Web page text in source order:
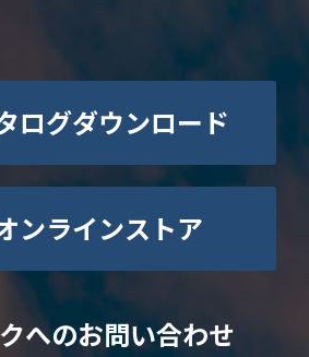
ログダウンロード
ンラインストア
へのお問い合わせ